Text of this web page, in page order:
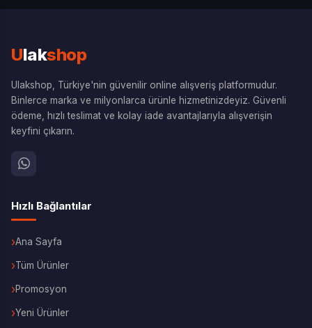
Ulakshop
Ulakshop, Türkiye'nin güvenilir online alışveriş platformudur.
Binlerce marka ve milyonlarca ürünle hizmetinizdeyiz. Güvenli
ödeme, hızlı teslimat ve kolay iade avantajlarıyla alışverişin
keyfini çıkarın.
Hızlı Bağlantılar
Ana Sayfa
Tüm Ürünler
Promosyon
Yeni Ürünler